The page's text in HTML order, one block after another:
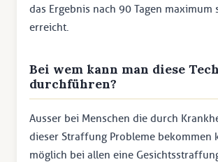
das Ergebnis nach 90 Tagen maximum
erreicht.
Bei wem kann man diese
durchführen?
Ausser bei Menschen die durch
dieser Straffung Probleme bekommen
möglich bei allen eine